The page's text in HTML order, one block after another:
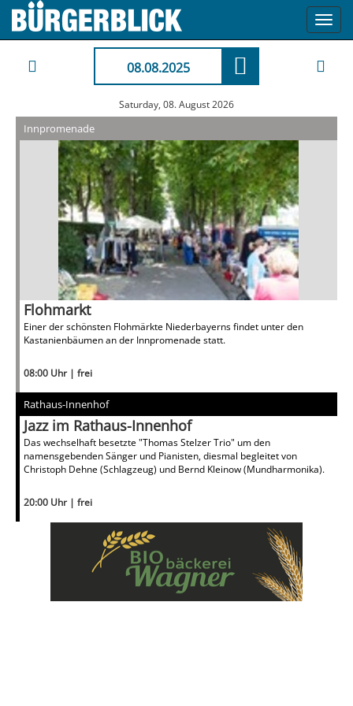
08.08.2025
Saturday, 08. August 2026
Innpromenade
Flohmarkt
Einer der schönsten Flohmärkte Niederbayerns findet unter den
Kastanienbäumen an der Innpromenade statt.
08:00 Uhr | frei
Rathaus-Innenhof
Jazz im Rathaus-Innenhof
Das wechselhaft besetzte "Thomas Stelzer Trio" um den
namensgebenden Sänger und Pianisten, diesmal begleitet von
Christoph Dehne (Schlagzeug) und Bernd Kleinow (Mundharmonika).
20:00 Uhr | frei